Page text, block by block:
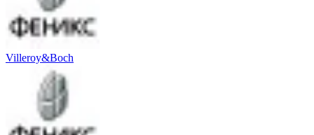
Villeroy&Boch